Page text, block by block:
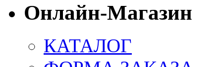
Онлайн-Магазин
КАТАЛОГ